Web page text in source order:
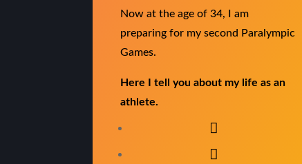
Now at the age of 34, I am
preparing for my second Paralympic
Games.
Here I tell you about my life as an
athlete.